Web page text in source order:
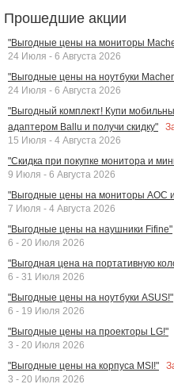
Прошедшие акции
"Выгодные цены на мониторы
24 Июля - 6 Августа 2026
"Выгодные цены на ноутбуки
24 Июля - 6 Августа 2026
"Выгодный комплект! Купи
адаптером Ballu и получи скидку"
15 Июля - 4 Августа 2026
"Скидка при покупке монитора и
9 Июля - 6 Августа 2026
"Выгодные цены на мониторы AOC
7 Июля - 4 Августа 2026
"Выгодные цены на наушники Fifine"
6 - 20 Июля 2026
"Выгодная цена на портативную
6 - 31 Июля 2026
"Выгодные цены на ноутбуки ASUS!"
6 - 19 Июля 2026
"Выгодные цены на проекторы LG!"
3 - 20 Июля 2026
"Выгодные цены на корпуса MSI!"
3 - 20 Июля 2026